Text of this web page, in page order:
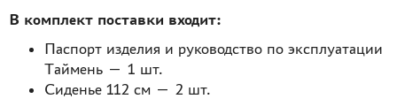
В комплект поставки входит:
Паспорт изделия и руководство по эксплуатации
Таймень — 1 шт.
Сиденье 112 см — 2 шт.